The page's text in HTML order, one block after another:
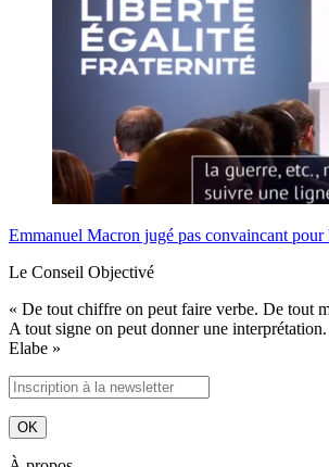
Emmanuel Macron jugé pas convaincant
Le Conseil Objectivé
« De tout chiffre on peut faire verbe. De tout
A tout signe on peut donner une
Elabe »